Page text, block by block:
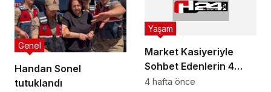
Handan Sonel
tutuklandı
Genel
Market Kasiyeriyle
Sohbet Edenlerin 4
Ortak Özelliği
Yaşam
4 hafta önce